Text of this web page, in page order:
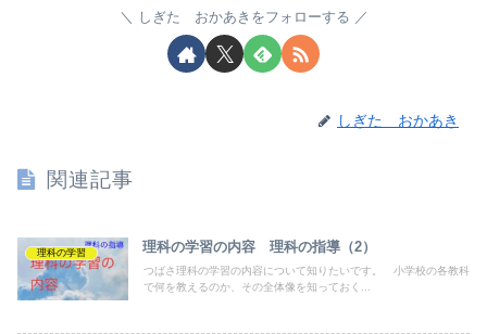
しぎた おかあきをフォローする
しぎた おかあき
関連記事
理科の学習 理科の学習の内容 理科の指導（2）
つばさ理科の学習の内容について知りたいです。 小学校の各教科
で何を教えるのか、その全体像を知っておく...